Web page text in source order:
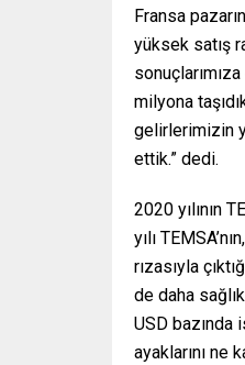
Fransa
yüksek satış
milyona
gelirlerimizin
ettik.” dedi.
2020 yılının
yılı
rızasıyla
de daha
USD bazında
ayaklarını ne